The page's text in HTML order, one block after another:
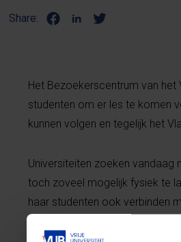
Share:
Het Bezoekerscentrum van
studenten om er les te komen
kunnen volgen en tegelijk het
Universiteiten zoeken vandaag
toch zoveel mogelijk fysiek te
haar studenten ook verbinden